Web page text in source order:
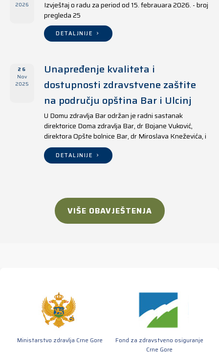
2026
Izvještaj o radu za period od 15. febrauara 2026. - broj
pregleda 25
DETALJNIJE
26
Nov
2025
Unapređenje kvaliteta i
dostupnosti zdravstvene zaštite
na području opština Bar i Ulcinj
U Domu zdravlja Bar održan je radni sastanak
direktorice Doma zdravlja Bar, dr Bojane Vuković,
direktora Opšte bolnice Bar, dr Miroslava Kneževića, i
direktora Doma zdravlja Ulcinj, Kreshnika Mustafe.
DETALJNIJE
VIŠE OBAVJEŠTENJA
Ministarstvo zdravlja Crne Gore
Fond za zdravstveno osiguranje
Crne Gore